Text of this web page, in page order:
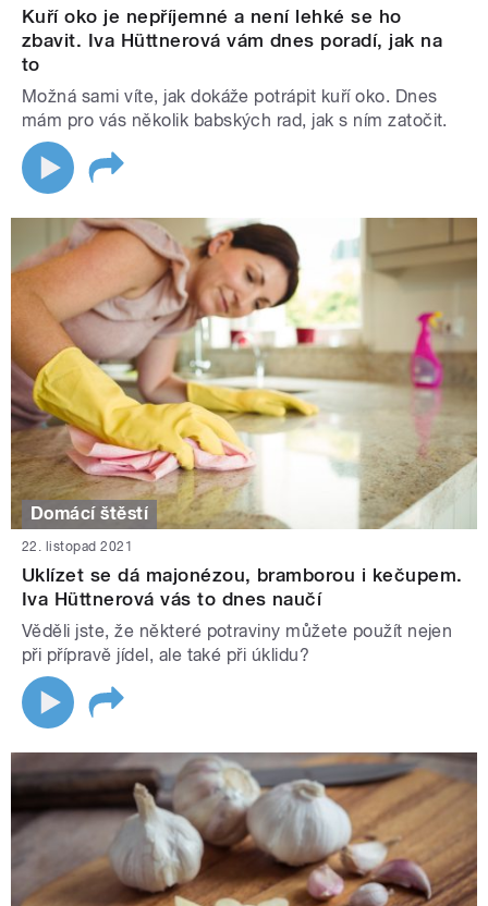
Kuří oko je nepříjemné a není lehké se ho
zbavit. Iva Hüttnerová vám dnes poradí, jak na
to
Možná sami víte, jak dokáže potrápit kuří oko. Dnes
mám pro vás několik babských rad, jak s ním zatočit.
Domácí štěstí
22. listopad 2021
Uklízet se dá majonézou, bramborou i kečupem.
Iva Hüttnerová vás to dnes naučí
Věděli jste, že některé potraviny můžete použít nejen
při přípravě jídel, ale také při úklidu?